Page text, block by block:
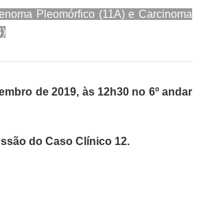
Pleomórfico (11A) e Carcinoma
de 2019, às 12h30 no 6º andar
do Caso Clínico 12.